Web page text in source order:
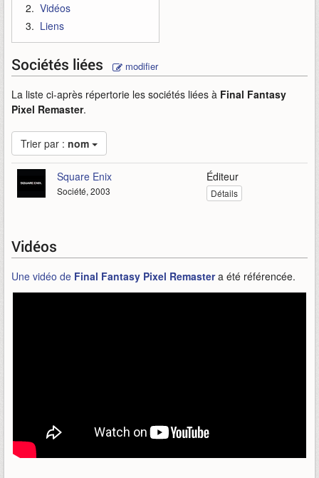
Vidéos
Liens
Sociétés liées modifier
La liste ci-après répertorie les sociétés liées à Final Fantasy
Pixel Remaster.
Trier par : nom
Square Enix
Société, 2003
Éditeur
Détails
Vidéos
Une vidéo de Final Fantasy Pixel Remastera été référencée.